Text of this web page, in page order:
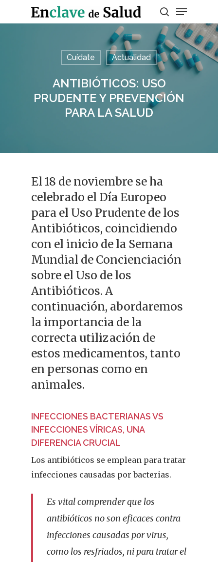
Presiona enter para buscar o ESC para
Cuídate Actualidad
ANTIBIÓTICOS: USO
PRUDENTE Y PREVENCIÓN
PARA LA SALUD
El 18 de noviembre se ha
celebrado el Día Europeo
para el Uso Prudente de los
Antibióticos, coincidiendo
con el inicio de la Semana
Mundial de Concienciación
sobre el Uso de los
Antibióticos. A
continuación, abordaremos
la importancia de la
correcta utilización de
estos medicamentos, tanto
en personas como en
animales.
INFECCIONES BACTERIANAS VS
INFECCIONES VÍRICAS, UNA
DIFERENCIA CRUCIAL
Los antibióticos se emplean para tratar
infecciones causadas por bacterias.
Es vital comprender que los
antibióticos no son eficaces contra
infecciones causadas por virus,
como los resfriados, ni para tratar el